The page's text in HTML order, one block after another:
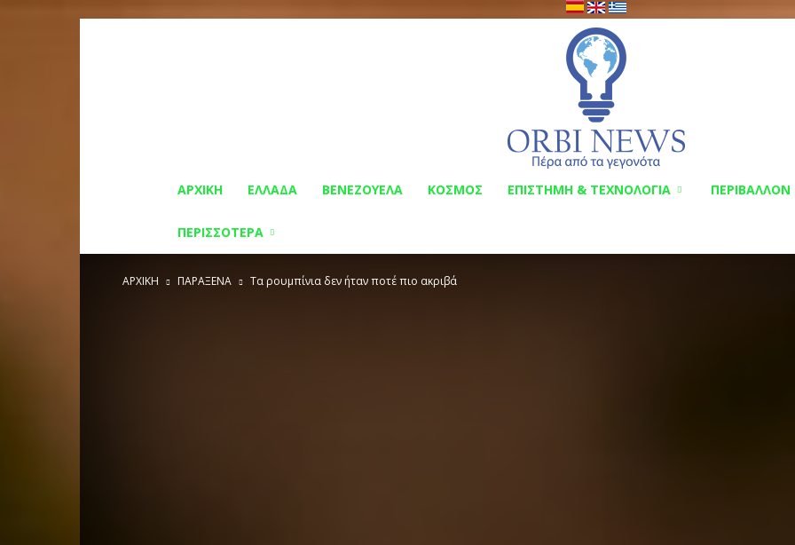
ΑΡΧΙΚΗ ΕΛΛΑΔΑ ΒΕΝΕΖΟΥΕΛΑ ΚΟΣΜΟΣ ΕΠΙΣΤΗΜΗ & ΤΕΧΝΟΛΟΓΙΑ ΠΕΡΙΒΑΛΛΟΝ
ΠΕΡΙΣΣΟΤΕΡΑ
ΑΡΧΙΚΗ ΠΑΡΑΞΕΝΑ Τα ρουμπίνια δεν ήταν ποτέ πιο ακριβά